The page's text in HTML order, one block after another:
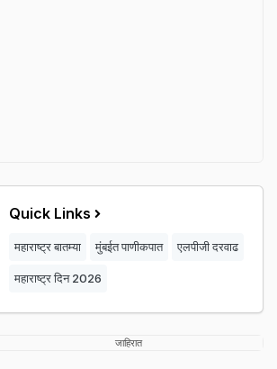
Quick Links
महाराष्ट्र बातम्या मुंबईत पाणीकपात एलपीजी दरवाढ
महाराष्ट्र दिन 2026
जाहिरात